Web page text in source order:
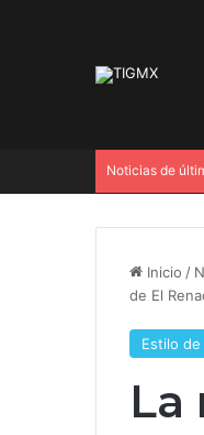
Noticias de
Inicio /
de El
Estilo de
La